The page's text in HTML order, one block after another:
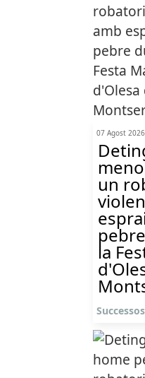
07 Agost 2026
un
la
Successos